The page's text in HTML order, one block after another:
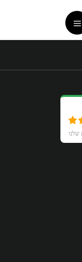
תפריט
שלנו